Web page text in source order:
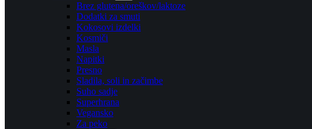
Brez glutena/oreškov/laktoze
Dodatki za smuti
Kokosovi izdelki
Kosmiči
Masla
Napitki
Presno
Sladila, soli in začimbe
Suho sadje
Superhrana
Vegansko
Za peko